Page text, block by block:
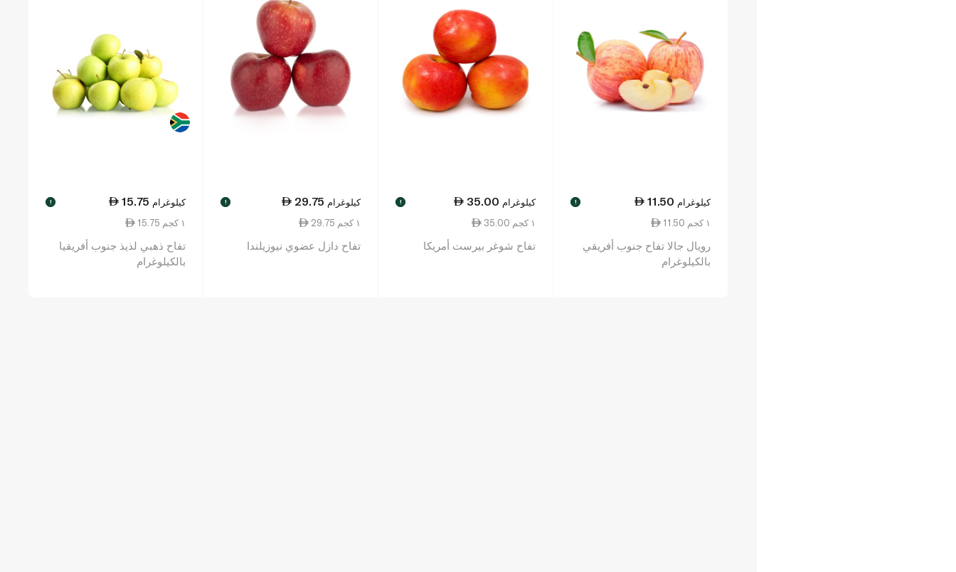
11.50 كيلوغرام !
11.50 ١ كجم
رويال جالا تفاح جنوب أفريقي
بالكيلوغرام
35.00 كيلوغرام !
35.00 ١ كجم
تفاح شوغر بيرست أمريكا
29.75 كيلوغرام !
29.75 ١ كجم
تفاح دازل عضوي نيوزيلندا
15.75 كيلوغرام !
15.75 ١ كجم
تفاح ذهبي لذيذ جنوب أفريقيا
بالكيلوغرام